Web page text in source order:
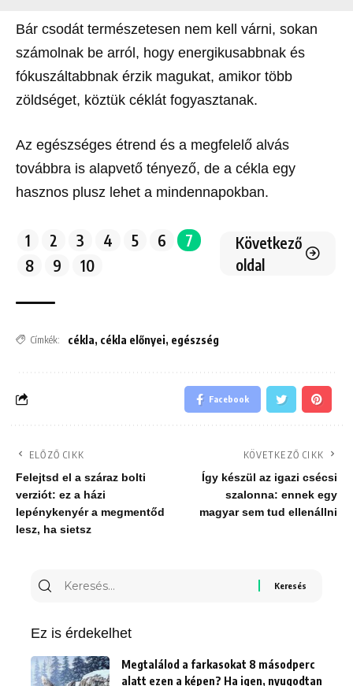
Bár csodát természetesen nem kell várni, sokan
számolnak be arról, hogy energikusabbnak és
fókuszáltabbnak érzik magukat, amikor több
zöldséget, köztük céklát fogyasztanak.
Az egészséges étrend és a megfelelő alvás
továbbra is alapvető tényező, de a cékla egy
hasznos plusz lehet a mindennapokban.
1 2 3 4 5 6
7
8
9 10
Következő
oldal
Címkék: cékla, cékla előnyei, egészség
Facebook
ELŐZŐ CIKK
Felejtsd el a száraz bolti
verziót: ez a házi
lepénykenyér a megmentőd
lesz, ha sietsz
KÖVETKEZŐ CIKK
Így készül az igazi csécsi
szalonna: ennek egy
magyar sem tud ellenállni
Keresés
Ez is érdekelhet
Megtalálod a farkasokat 8 másodperc
alatt ezen a képen? Ha igen, nyugodtan